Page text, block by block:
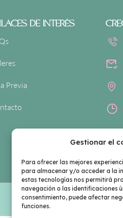
Gestionar el
Para ofrecer las mejores
para almacenar y/o acceder a la
estas tecnologías nos permitirá
navegación o las identificaciones
consentimiento, puede afectar
funciones.
DE INTERÉS
Previa